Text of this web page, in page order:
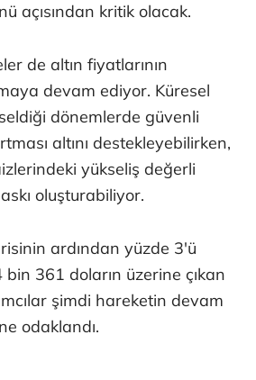
açısından kritik olacak.
de altın fiyatlarının
devam ediyor. Küresel
dönemlerde güvenli
altını destekleyebilirken,
yükseliş değerli
oluşturabiliyor.
ardından yüzde 3'ü
361 doların üzerine çıkan
şimdi hareketin devam
odaklandı.